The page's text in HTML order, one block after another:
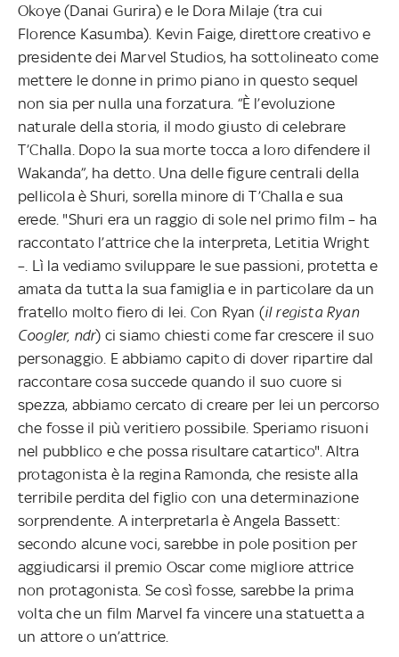
Okoye (Danai Gurira) e le Dora Milaje (tra cui
Florence Kasumba). Kevin Faige, direttore creativo e
presidente dei Marvel Studios, ha sottolineato come
mettere le donne in primo piano in questo sequel
non sia per nulla una forzatura. “È l’evoluzione
naturale della storia, il modo giusto di celebrare
T’Challa. Dopo la sua morte tocca a loro difendere il
Wakanda”, ha detto. Una delle figure centrali della
pellicola è Shuri, sorella minore di T’Challa e sua
erede. "Shuri era un raggio di sole nel primo film – ha
raccontato l’attrice che la interpreta, Letitia Wright
–. Lì la vediamo sviluppare le sue passioni, protetta e
amata da tutta la sua famiglia e in particolare da un
fratello molto fiero di lei. Con Ryan (il regista Ryan
Coogler, ndr) ci siamo chiesti come far crescere il suo
personaggio. E abbiamo capito di dover ripartire dal
raccontare cosa succede quando il suo cuore si
spezza, abbiamo cercato di creare per lei un percorso
che fosse il più veritiero possibile. Speriamo risuoni
nel pubblico e che possa risultare catartico". Altra
protagonista è la regina Ramonda, che resiste alla
terribile perdita del figlio con una determinazione
sorprendente. A interpretarla è Angela Bassett:
secondo alcune voci, sarebbe in pole position per
aggiudicarsi il premio Oscar come migliore attrice
non protagonista. Se così fosse, sarebbe la prima
volta che un film Marvel fa vincere una statuetta a
un attore o un’attrice.